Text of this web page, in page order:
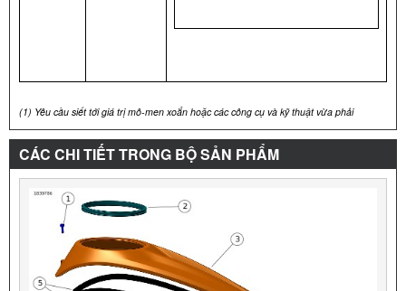
(1) Yêu cầu siết tới giá trị mô-men xoắn hoặc các công cụ và kỹ thuật vừa phải
CÁC CHI TIẾT TRONG BỘ SẢN PHẨM